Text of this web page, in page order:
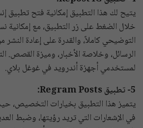
يتيح لك هذا التطبيق إمكانية فتح تطبيق
خلال الضغط على زر التطبيق، مع إمكانية
التوضيحي كاملاً، والقدرة على إعادة النشر
الرسائل، وخلاصة الأخبار، وميزة القصص.
لمستخدمي أجهزة أندرويد في غوغل بلاي.
5- تطبيق Regram Posts:
يتميز هذا التطبيق بخيارات التخصيص،
في الإشعارات التي تريد رؤيتها، وضبط